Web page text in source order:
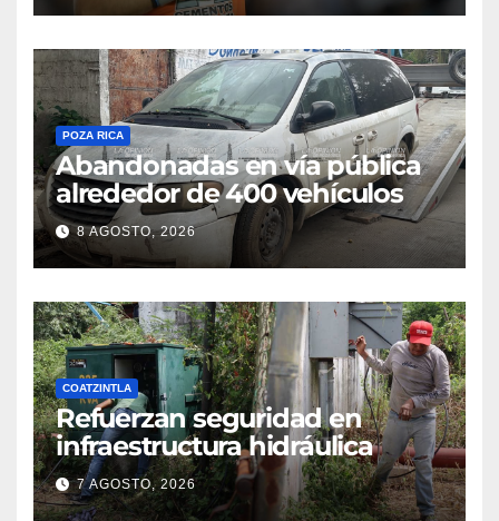
POZA RICA
Abandonadas en vía pública
alrededor de 400 vehículos
8 AGOSTO, 2026
COATZINTLA
Refuerzan seguridad en
infraestructura hidráulica
7 AGOSTO, 2026